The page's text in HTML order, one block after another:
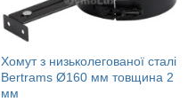
Хомут з низьколегованої сталі
Bertrams Ø160 мм товщина 2
мм